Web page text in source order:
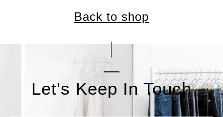
Back to shop
Let's Keep In Touch
אימייל